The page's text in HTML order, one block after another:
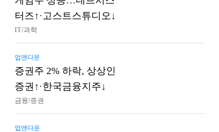
터즈↑·고스트스튜디오↓
IT/과학
업앤다운
증권주 2% 하락, 상상인
증권↑·한국금융지주↓
금융/증권
업앤다운